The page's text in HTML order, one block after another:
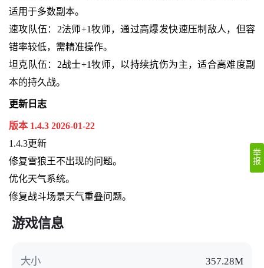
适用于多数副本。
速攻队伍：2法师+1牧师，通过高爆发快速压制敌人，但容
错率较低，需精准操作。
坦克队伍：2战士+1牧师，以持续抗伤为主，适合高难度副
本的持久战。
更新日志
版本 1.4.3 2026-01-22
1.4.3更新
修复雪狼王不出现的问题。
优化天气系统。
修复战斗场景天气重叠问题。
游戏信息
大小
357.28M
举
报